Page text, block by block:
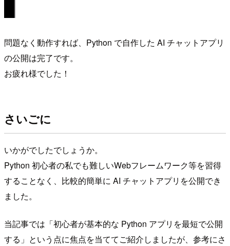
問題なく動作すれば、Python で自作した AI チャットアプリ
の公開は完了です。
お疲れ様でした！
さいごに
いかがでしたでしょうか。
Python 初心者の私でも難しいWebフレームワーク等を習得
することなく、比較的簡単に AI チャットアプリを公開でき
ました。
当記事では「初心者が基本的な Python アプリを最短で公開
する」という点に焦点を当ててご紹介しましたが、参考にさ